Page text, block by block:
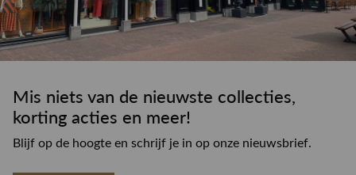
Mis niets van de nieuwste collecties,
korting acties en meer!
Blijf op de hoogte en schrijf je in op onze nieuwsbrief.